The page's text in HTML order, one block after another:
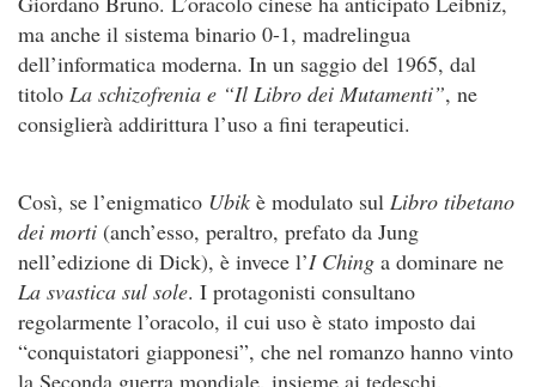
ma anche il sistema binario 0-1, madrelingua
dell’informatica moderna. In un saggio del 1965, dal
titolo La schizofrenia e “Il Libro dei Mutamenti”, ne
consiglierà addirittura l’uso a fini terapeutici.
Così, se l’enigmatico Ubik è modulato sul Libro tibetano
dei morti (anch’esso, peraltro, prefato da Jung
nell’edizione di Dick), è invece l’I Ching a dominare ne
La svastica sul sole. I protagonisti consultano
regolarmente l’oracolo, il cui uso è stato imposto dai
“conquistatori giapponesi”, che nel romanzo hanno vinto
la Seconda guerra mondiale, insieme ai tedeschi.